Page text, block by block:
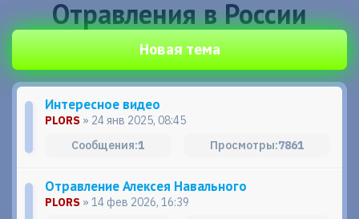
Отравления в России
Новая тема
Интересное видео
PLORS » 24 янв 2025, 08:45
1
7861
Отравление Алексея Навального
PLORS » 14 фев 2026, 16:39